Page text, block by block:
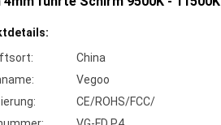
China
Vegoo
CE/ROHS/FCC/